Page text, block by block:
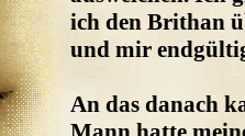
ich den Brithan
und mir
An das danach